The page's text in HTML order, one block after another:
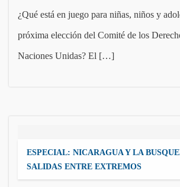
¿Qué está en juego para niñas, niños y
próxima elección del Comité de los
Naciones Unidas? El […]
ESPECIAL: NICARAGUA Y LA
SALIDAS ENTRE EXTREMOS